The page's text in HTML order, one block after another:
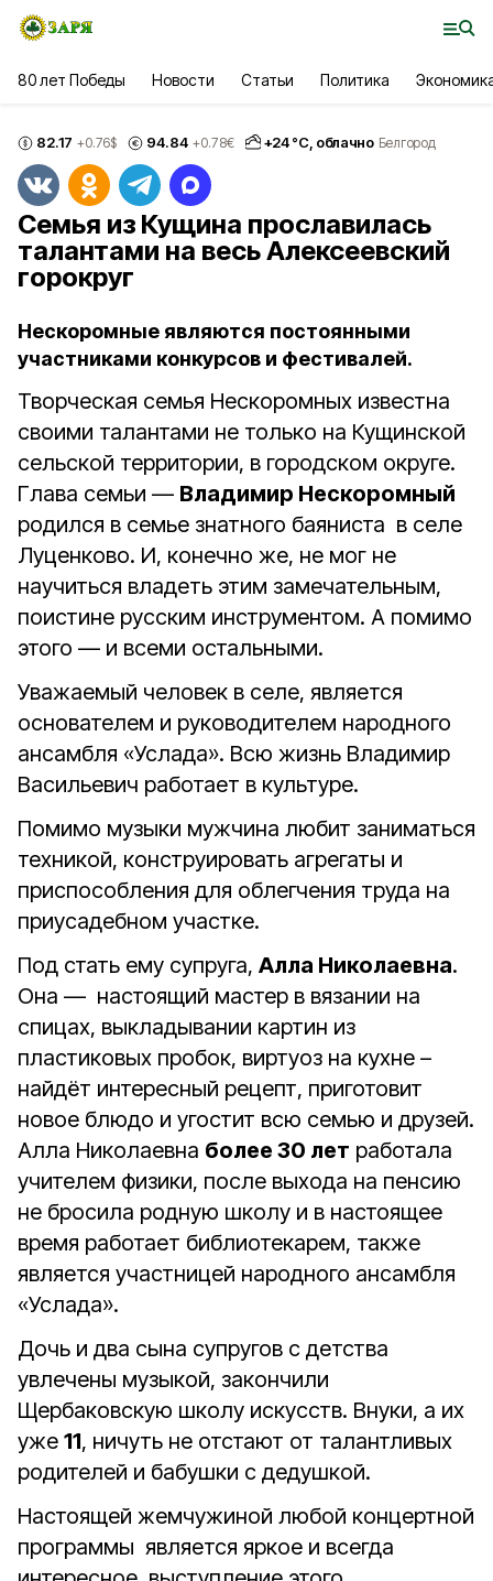
80 лет Победы Новости Статьи Политика
82.17 +0.76$ 94.84 +0.78€ +24°С, облачно Белгород
Семья из Кущина прославилась
талантами на весь Алексеевский
горокруг
Нескоромные являются постоянными
участниками конкурсов и фестивалей.
Творческая семья Нескоромных известна
своими талантами не только на Кущинской
сельской территории, в городском округе.
Глава семьи — Владимир Нескоромный
родился в семье знатного баяниста в селе
Луценково. И, конечно же, не мог не
научиться владеть этим замечательным,
поистине русским инструментом. А помимо
этого — и всеми остальными.
Уважаемый человек в селе, является
основателем и руководителем народного
ансамбля «Услада». Всю жизнь Владимир
Васильевич работает в культуре.
Помимо музыки мужчина любит заниматься
техникой, конструировать агрегаты и
приспособления для облегчения труда на
приусадебном участке.
Под стать ему супруга, Алла Николаевна.
Она — настоящий мастер в вязании на
спицах, выкладывании картин из
пластиковых пробок, виртуоз на кухне –
найдёт интересный рецепт, приготовит
новое блюдо и угостит всю семью и друзей.
Алла Николаевна более 30 лет работала
учителем физики, после выхода на пенсию
не бросила родную школу и в настоящее
время работает библиотекарем, также
является участницей народного ансамбля
«Услада».
Дочь и два сына супругов с детства
увлечены музыкой, закончили
Щербаковскую школу искусств. Внуки, а их
уже 11, ничуть не отстают от талантливых
родителей и бабушки с дедушкой.
Настоящей жемчужиной любой концертной
программы является яркое и всегда